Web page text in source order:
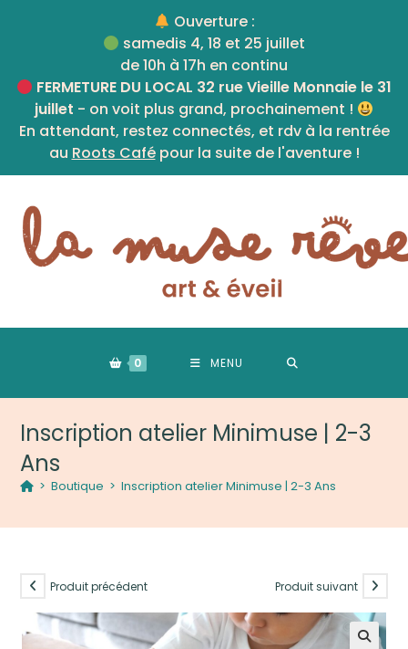
Ouverture :
samedis 4, 18 et 25 juillet
de 10h à 17h en continu
FERMETURE DU LOCAL 32 rue Vieille Monnaie le 31
juillet - on voit plus grand, prochainement !
En attendant, restez connectés, et rdv à la rentrée
au Roots Cafépour la suite de l'aventure !
0 MENU
Inscription atelier Minimuse | 2-3
Ans
> Boutique > Inscription atelier Minimuse | 2-3 Ans
Produit précédent Produit suivant